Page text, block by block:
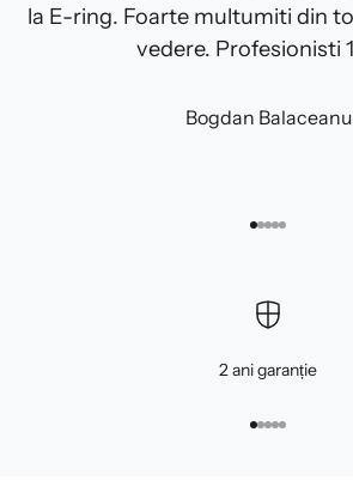
la E-ring. Foarte multumiti din
vedere. Profesionisti
Bogdan Balaceanu
Mergi la
Mergi la
Mergi la
Mergi la
Mergi la
2 ani garanție
Mergi la
Mergi la
Mergi la
Mergi la
Mergi la